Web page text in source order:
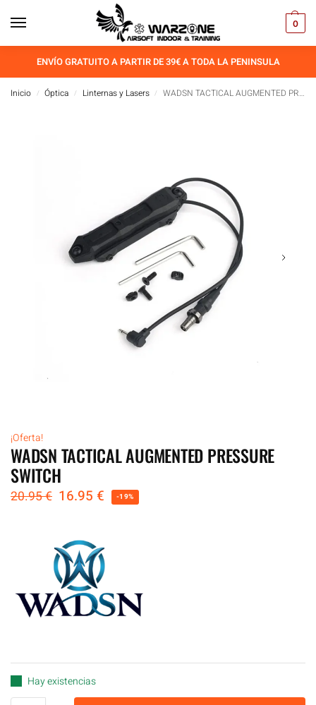
0
ENVÍO GRATUITO A PARTIR DE 39€ A TODA LA PENINSULA
Inicio / Óptica / Linternas y Lasers / WADSN TACTICAL AUGMENTED PRESSURE SWITCH
¡Oferta!
WADSN TACTICAL AUGMENTED PRESSURE
SWITCH
20.95€ 16.95 € -19%
Hay existencias